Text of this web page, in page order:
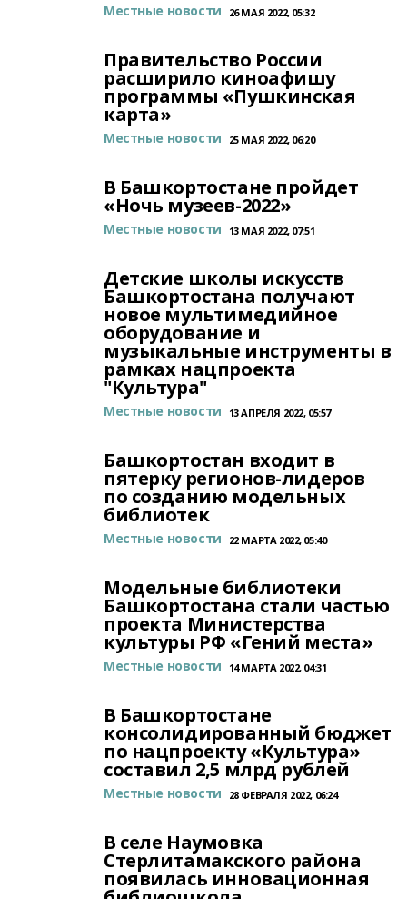
Местные новости 26 МАЯ 2022, 05:32
Правительство России
расширило киноафишу
программы «Пушкинская
карта»
Местные новости 25 МАЯ 2022, 06:20
В Башкортостане пройдет
«Ночь музеев-2022»
Местные новости 13 МАЯ 2022, 07:51
Детские школы искусств
Башкортостана получают
новое мультимедийное
оборудование и
музыкальные инструменты в
рамках нацпроекта
"Культура"
Местные новости 13 АПРЕЛЯ 2022, 05:57
Башкортостан входит в
пятерку регионов-лидеров
по созданию модельных
библиотек
Местные новости 22 МАРТА 2022, 05:40
Модельные библиотеки
Башкортостана стали частью
проекта Министерства
культуры РФ «Гений места»
Местные новости 14 МАРТА 2022, 04:31
В Башкортостане
консолидированный бюджет
по нацпроекту «Культура»
составил 2,5 млрд рублей
Местные новости 28 ФЕВРАЛЯ 2022, 06:24
В селе Наумовка
Стерлитамакского района
появилась инновационная